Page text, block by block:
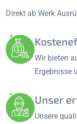
Direkt ab Werk
Wir bieten
Ergebnisse
Unser
Unsere